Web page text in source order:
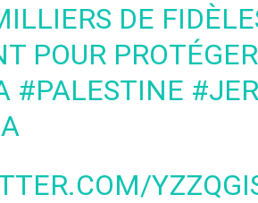
DE
POUR
#PALESTINE